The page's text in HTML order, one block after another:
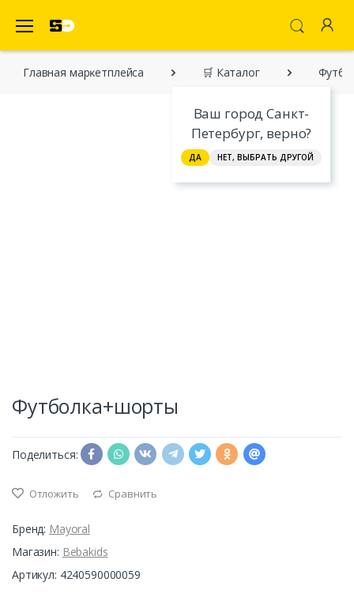
Ваш город Санкт-
Петербург, верно?
ДА НЕТ, ВЫБРАТЬ ДРУГОЙ
Главная марĸетплейса 🛒 Каталог
Футболка+шорты
Поделиться:
Отложить Сравнить
Бренд: Mayoral
Магазин: Bebakids
Артикул: 4240590000059